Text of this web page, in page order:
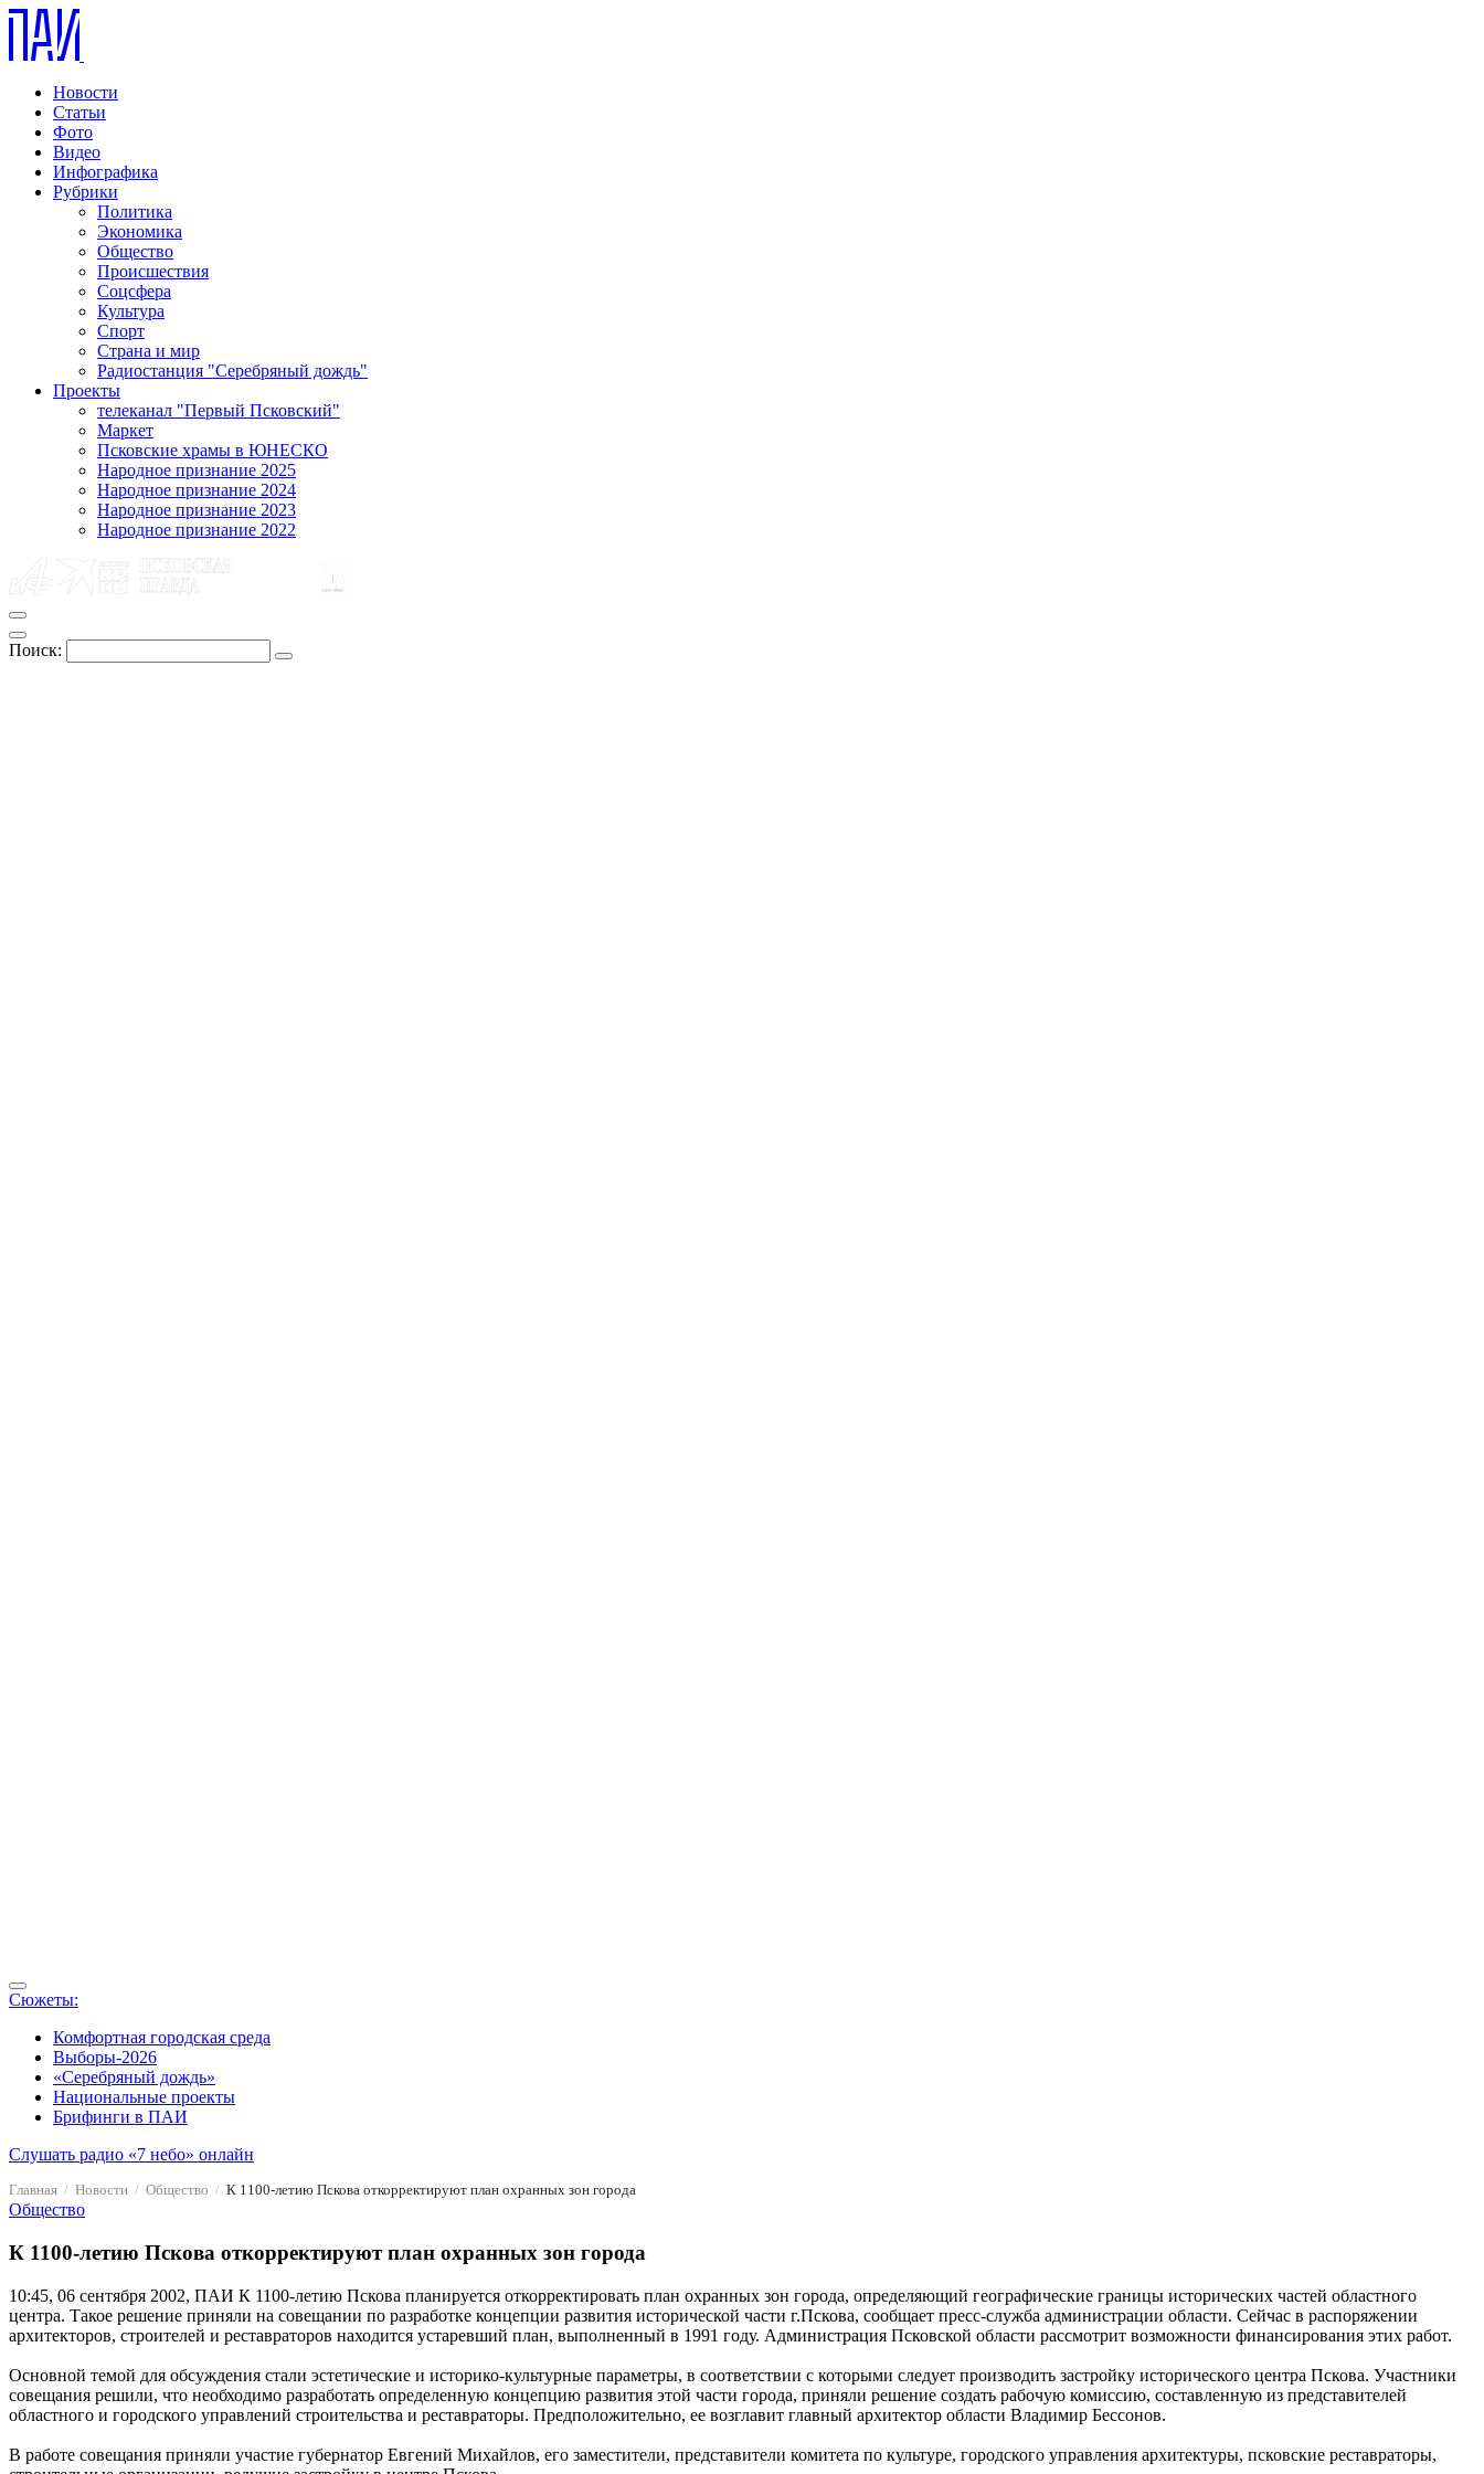
Новости
Статьи
Фото
Видео
Инфографика
Рубрики
Политика
Экономика
Общество
Происшествия
Соцсфера
Культура
Спорт
Страна и мир
Радиостанция "Серебряный дождь"
Проекты
телеканал "Первый Псковский"
Маркет
Псковские храмы в ЮНЕСКО
Народное признание 2025
Народное признание 2024
Народное признание 2023
Народное признание 2022
Поиск:
Сюжеты:
Комфортная городская среда
Выборы-2026
«Серебряный дождь»
Национальные проекты
Брифинги в ПАИ
Слушать радио «7 небо» онлайн
Главная Новости Общество К 1100-летию Пскова откорректируют план охранных зон города
Общество
К 1100-летию Пскова откорректируют план охранных зон города
10:45, 06 сентября 2002, ПАИ К 1100-летию Пскова планируется откорректировать план охранных зон города, определяющий географические границы исторических частей областного
центра. Такое решение приняли на совещании по разработке концепции развития исторической части г.Пскова, сообщает пресс-служба администрации области. Сейчас в распоряжении
архитекторов, строителей и реставраторов находится устаревший план, выполненный в 1991 году. Администрация Псковской области рассмотрит возможности финансирования этих работ.
Основной темой для обсуждения стали эстетические и историко-культурные параметры, в соответствии с которыми следует производить застройку исторического центра Пскова. Участники
совещания решили, что необходимо разработать определенную концепцию развития этой части города, приняли решение создать рабочую комиссию, составленную из представителей
областного и городского управлений строительства и реставраторы. Предположительно, ее возглавит главный архитектор области Владимир Бессонов.
В работе совещания приняли участие губернатор Евгений Михайлов, его заместители, представители комитета по культуре, городского управления архитектуры, псковские реставраторы,